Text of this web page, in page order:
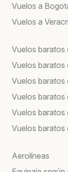
Vuelos a
Vuelos a
Vuelos baratos
Vuelos baratos
Vuelos baratos
Vuelos baratos
Vuelos baratos
Vuelos baratos
Aerolíneas